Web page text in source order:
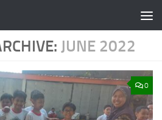
JUNE 2022
0